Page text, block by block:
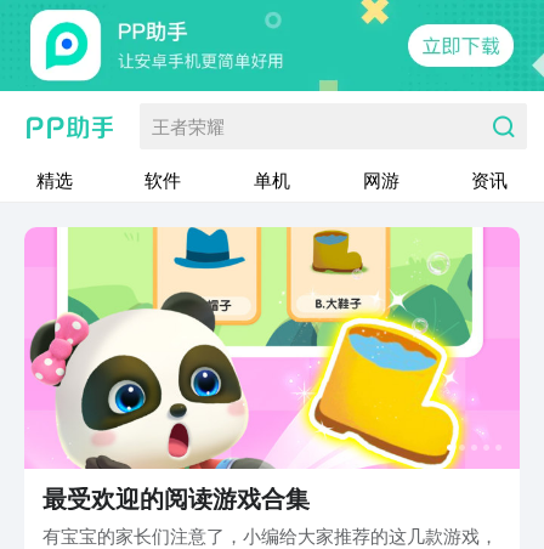
王者荣耀
精选 软件 单机 网游 资讯
最受欢迎的阅读游戏合集
有宝宝的家长们注意了，小编给大家推荐的这几款游戏，